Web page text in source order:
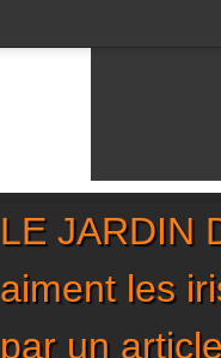
LE JARDIN
aiment les
par un